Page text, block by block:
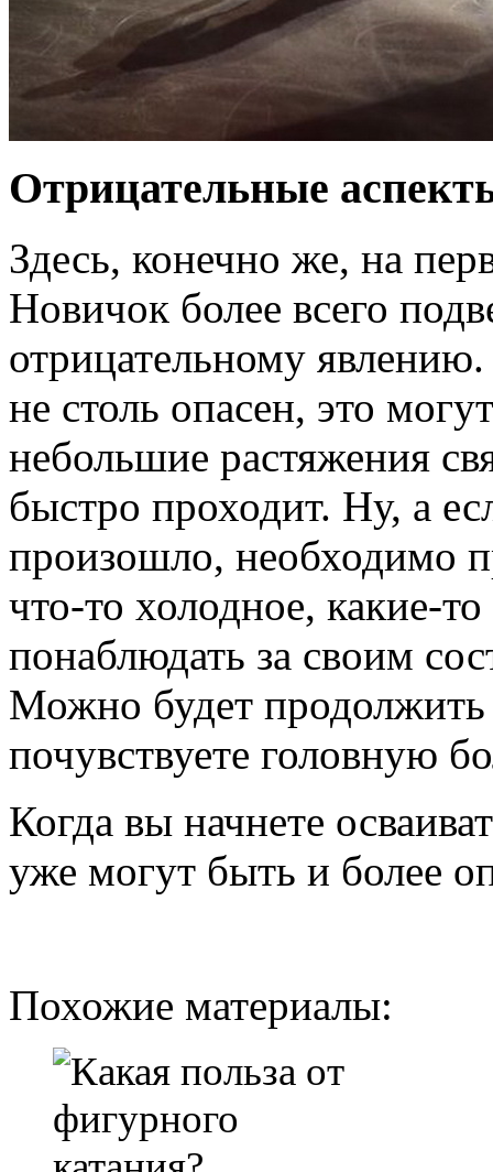
Отрицательные
Здесь, конечно же, на
Новичок более всего
отрицательному
не столь опасен, это
небольшие растяжения
быстро проходит. Ну, а
произошло, необходимо
что-то холодное, какие-
понаблюдать за своим
Можно будет продолжить
почувствуете головную
Когда вы начнете
уже могут быть и более
Похожие материалы: